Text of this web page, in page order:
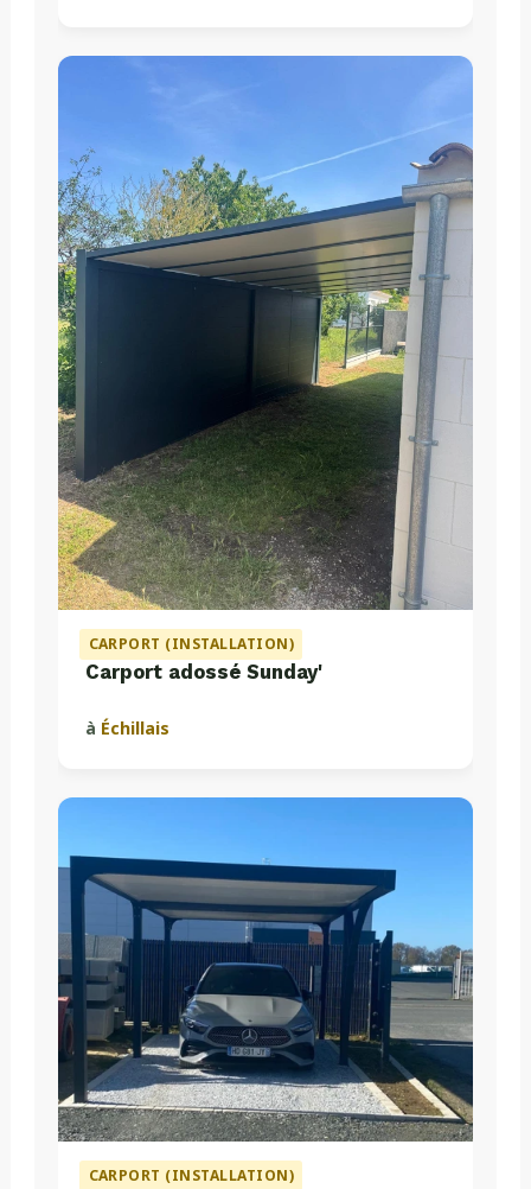
CARPORT (INSTALLATION)
Carport adossé Sunday'
à Échillais
CARPORT (INSTALLATION)